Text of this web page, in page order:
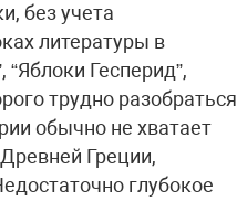
без учета
литературы в
Гесперид”,
трудно разобраться
обычно не хватает
Греции,
глубокое